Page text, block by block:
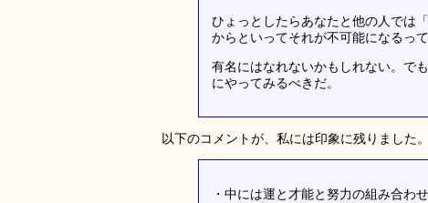
ひょっとしたらあなたと他の人では
からといってそれが不可能になるっ
有名にはなれないかもしれない。で
にやってみるべきだ。
以下のコメントが、私には印象に残りました。
・中には運と才能と努力の組み合わ